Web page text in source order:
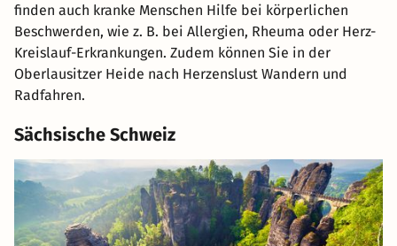
finden auch kranke Menschen Hilfe bei körperlichen
Beschwerden, wie z. B. bei Allergien, Rheuma oder Herz-
Kreislauf-Erkrankungen. Zudem können Sie in der
Oberlausitzer Heide nach Herzenslust Wandern und
Radfahren.
Sächsische Schweiz